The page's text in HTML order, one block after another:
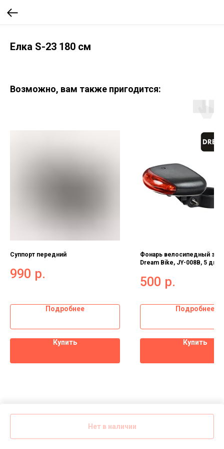
Елка S-23 180 см
Нет в наличии
Возможно, вам также пригодится:
Суппорт передний
990 р.
Подробнее
Купить
Фонарь велосипедный
Dream Bike, JY-008B, 5
500 р.
Подробнее
Купить